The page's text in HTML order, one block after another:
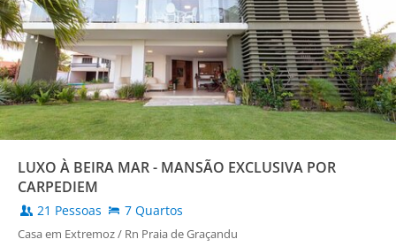
LUXO À BEIRA MAR - MANSÃO EXCLUSIVA POR
CARPEDIEM
21 Pessoas 7 Quartos
Casa em Extremoz / Rn Praia de Graçandu